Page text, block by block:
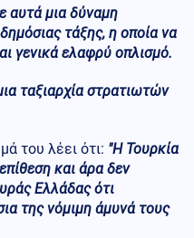
αυτά μια δύναμη
τάξης, η οποία να
γενικά ελαφρύ οπλισμό.
ταξιαρχία στρατιωτών
του λέει ότι: "Η Τουρκία
και άρα δεν
Ελλάδας ότι
της νόμιμη άμυνά τους